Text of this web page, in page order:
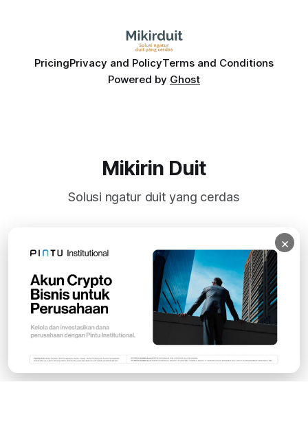
PricingPrivacy and PolicyTerms and Conditions
Powered by Ghost
Mikirin Duit
Solusi ngatur duit yang cerdas
Subscribe
×